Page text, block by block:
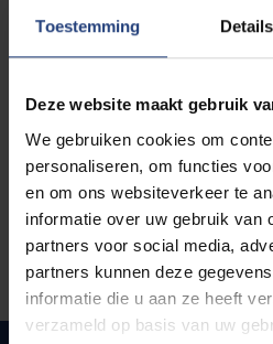
Toestemming Details
Deze website maakt gebruik
We gebruiken cookies om
personaliseren, om functies
en om ons websiteverkeer te
informatie over uw gebruik van
partners voor social media,
partners kunnen deze
informatie die u aan ze heeft
verzameld op basis van uw